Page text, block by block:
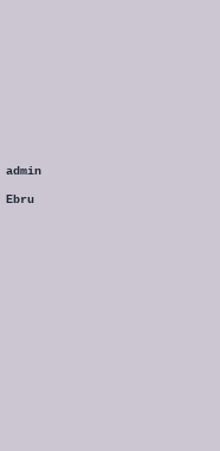
admin
Ebru